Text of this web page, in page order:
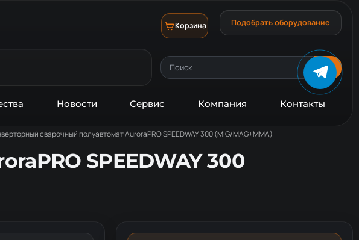
Корзина Подобрать оборудование
Новости Сервис Компания Контакты
сварочный полуавтомат AuroraPRO SPEEDWAY 300 (MIG/MAG+MMA)
SPEEDWAY 300